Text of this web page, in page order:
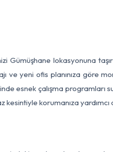
Gümüşhane lokasyonuna
ve yeni ofis planınıza göre
esnek çalışma programları
kesintiyle korumanıza